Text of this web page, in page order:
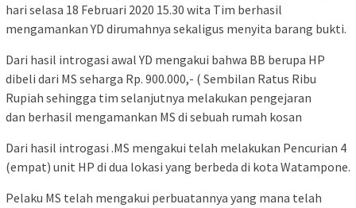
hari selasa 18 Februari 2020 15.30 wita Tim berhasil
mengamankan YD dirumahnya sekaligus menyita barang bukti.
Dari hasil introgasi awal YD mengakui bahwa BB berupa HP
dibeli dari MS seharga Rp. 900.000,- ( Sembilan Ratus Ribu
Rupiah sehingga tim selanjutnya melakukan pengejaran
dan berhasil mengamankan MS di sebuah rumah kosan
Dari hasil introgasi .MS mengakui telah melakukan Pencurian 4
(empat) unit HP di dua lokasi yang berbeda di kota Watampone.
Pelaku MS telah mengakui perbuatannya yang mana telah